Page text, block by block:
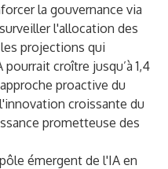
la gouvernance via
l'allocation des
projections qui
croître jusqu’à 1,4
proactive du
croissante du
prometteuse des
émergent de l'IA en